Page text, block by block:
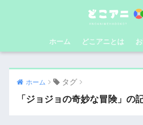
ホーム どこアニとは
ホーム タグ
「ジョジョの奇妙な冒険」の